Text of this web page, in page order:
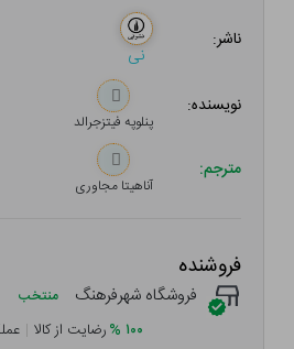
ناشر:
نی
نویسنده:
پنلوپه فیتزجرالد
مترجم:
آناهیتا مجاوری
فروشنده
فروشگاه شهرفرهنگ منتخب
۱۰۰ %رضایت از کالا |